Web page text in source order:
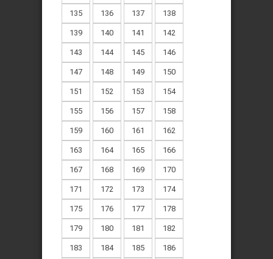
135 136 137 138
139 140 141 142
143 144 145 146
147 148 149 150
151 152 153 154
155 156 157 158
159 160 161 162
163 164 165 166
167 168 169 170
171 172 173 174
175 176 177 178
179 180 181 182
183 184 185 186